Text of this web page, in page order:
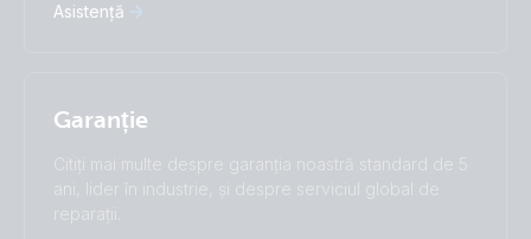
Asistență
Garanție
Citiți mai multe despre garanția noastră standard de 5
ani, lider în industrie, și despre serviciul global de
reparații.